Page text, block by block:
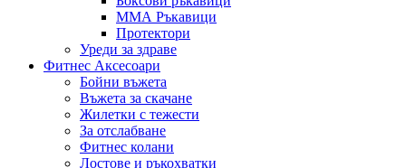
ММА Ръкавици
Протектори
Уреди за здраве
Фитнес Аксесоари
Бойни въжета
Въжета за скачане
Жилетки с тежести
За отслабване
Фитнес колани
Лостове и ръкохватки